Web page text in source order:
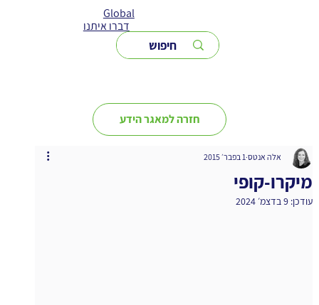
Global
דברו איתנו
חזרה למאגר הידע
מיקרו-קופי
אלה אנטס 1 בפבר׳ 2015
עודכן: 9 בדצמ׳ 2024